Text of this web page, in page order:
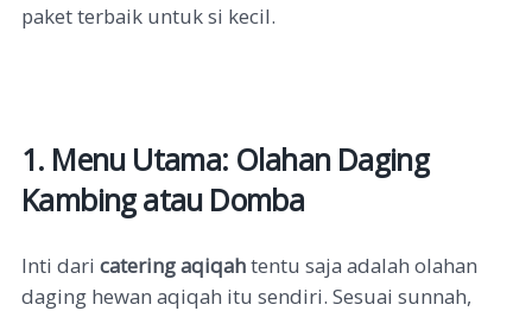
paket terbaik untuk si kecil.
1. Menu Utama: Olahan Daging
Kambing atau Domba
Inti dari catering aqiqahtentu saja adalah olahan
daging hewan aqiqah itu sendiri. Sesuai sunnah,